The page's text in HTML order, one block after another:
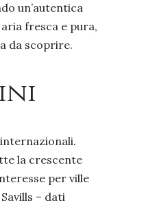
un’autentica
fresca e pura,
da scoprire.
la crescente
per ville
– dati